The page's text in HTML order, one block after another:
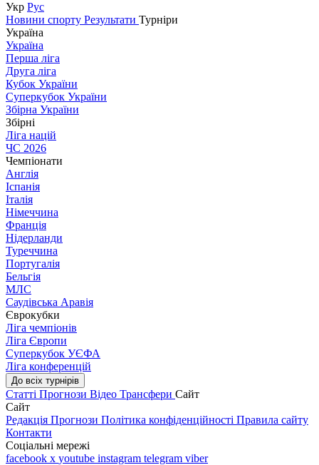
Укр Рус
Новини спорту Результати Турніри
Україна
Україна
Перша ліга
Друга ліга
Кубок України
Суперкубок України
Збірна України
Збірні
Ліга націй
ЧС 2026
Чемпіонати
Англія
Іспанія
Італія
Німеччина
Франція
Нідерланди
Туреччина
Португалія
Бельгія
МЛС
Саудівська Аравія
Єврокубки
Ліга чемпіонів
Ліга Європи
Суперкубок УЄФА
Ліга конференцій
До всіх турнірів
Статті Прогнози Відео Трансфери Сайт
Сайт
Редакція Прогнози Політика конфіденційності Правила сайту
Контакти
Соціальні мережі
facebook x youtube instagram telegram viber